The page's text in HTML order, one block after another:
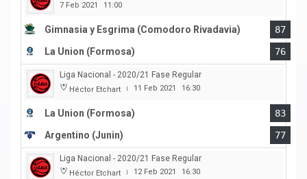
7 Feb 2021 11:00
Gimnasia y Esgrima (Comodoro Rivadavia)
87
La Union (Formosa)
76
Liga Nacional - 2020/21 Fase Regular
Héctor Etchart | 11 Feb 2021 16:30
La Union (Formosa)
83
Argentino (Junin)
77
Liga Nacional - 2020/21 Fase Regular
Héctor Etchart | 12 Feb 2021 16:30